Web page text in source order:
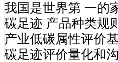
我国是世界第 一的
碳足迹 产品种类规
产业低碳属性评价
碳足迹评价量化和